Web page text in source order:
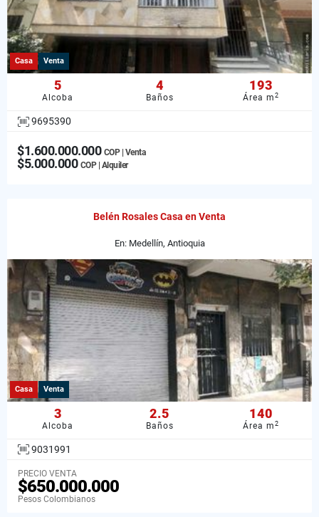
Casa Venta
5
Alcoba
4
Baños
193
Área m2
9695390
$1.600.000.000 COP | Venta
$5.000.000 COP | Alquiler
Belén Rosales Casa en Venta
En: Medellín, Antioquia
Casa Venta
3
Alcoba
2.5
Baños
140
Área m2
9031991
PRECIO VENTA
$650.000.000
Pesos Colombianos